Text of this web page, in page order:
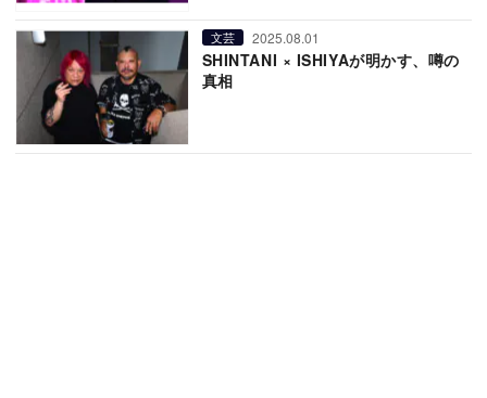
文芸 2025.08.01
SHINTANI × ISHIYAが明かす、噂の
真相